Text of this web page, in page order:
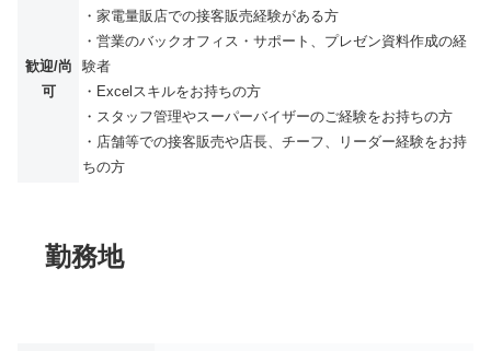
歓迎/尚
可
・家電量販店での接客販売経験がある方
・営業のバックオフィス・サポート、プレゼン資料作成の経
験者
・Excelスキルをお持ちの方
・スタッフ管理やスーパーバイザーのご経験をお持ちの方
・店舗等での接客販売や店長、チーフ、リーダー経験をお持
ちの方
勤務地